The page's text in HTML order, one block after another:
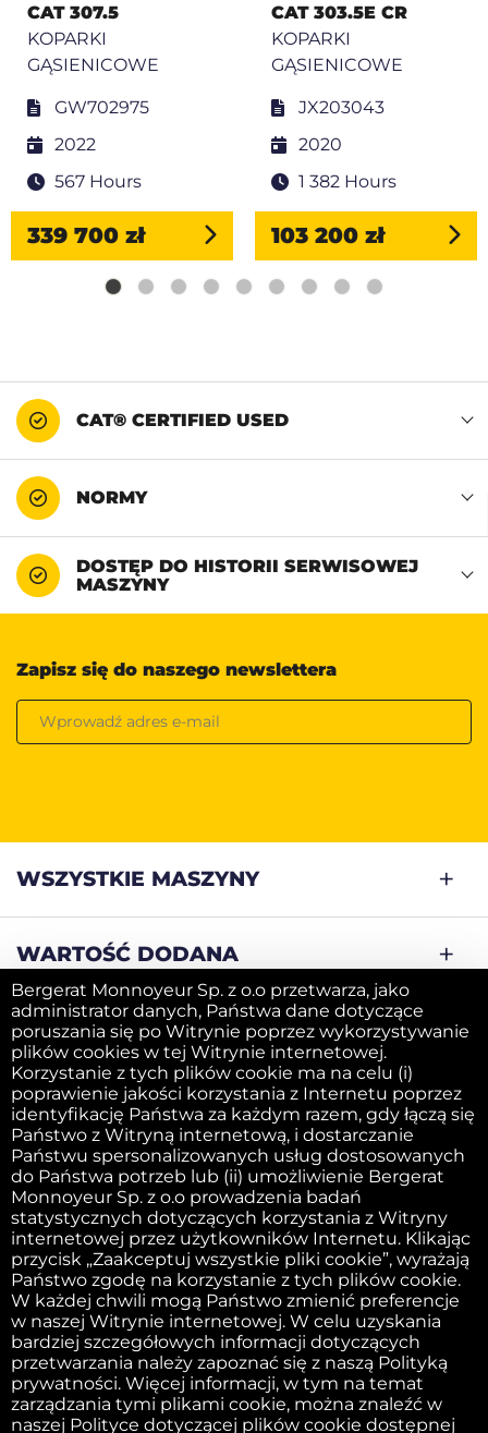
CAT 307.5
KOPARKI
GĄSIENICOWE
GW702975
2022
567 Hours
339 700 zł
CAT 303.5E CR
KOPARKI
GĄSIENICOWE
JX203043
2020
1 382 Hours
103 200 zł
CAT® CERTIFIED USED
NORMY
DOSTĘP DO HISTORII SERWISOWEJ
MASZYNY
Zapisz się do naszego newslettera
WSZYSTKIE MASZYNY
WARTOŚĆ DODANA
SPRZEDAJ SWOJĄ MASZYNĘ
FIRMA
Obowiązek informacyjny
Wydawca witryny internetowej
Polityka dotycząca plików cookie
Zasady i warunki
Bergerat Monnoyeur Sp. z o.o przetwarza, jako
administrator danych, Państwa dane dotyczące
poruszania się po Witrynie poprzez wykorzystywanie
plików cookies w tej Witrynie internetowej.
Korzystanie z tych plików cookie ma na celu (i)
poprawienie jakości korzystania z Internetu poprzez
identyfikację Państwa za każdym razem, gdy łączą się
Państwo z Witryną internetową, i dostarczanie
Państwu spersonalizowanych usług dostosowanych
do Państwa potrzeb lub (ii) umożliwienie Bergerat
Monnoyeur Sp. z o.o prowadzenia badań
statystycznych dotyczących korzystania z Witryny
internetowej przez użytkowników Internetu. Klikając
przycisk „Zaakceptuj wszystkie pliki cookie”, wyrażają
Państwo zgodę na korzystanie z tych plików cookie.
W każdej chwili mogą Państwo zmienić preferencje
w naszej Witrynie internetowej. W celu uzyskania
bardziej szczegółowych informacji dotyczących
przetwarzania należy zapoznać się z naszą Polityką
prywatności. Więcej informacji, w tym na temat
zarządzania tymi plikami cookie, można znaleźć w
naszej Polityce dotyczącej plików cookie dostępnej